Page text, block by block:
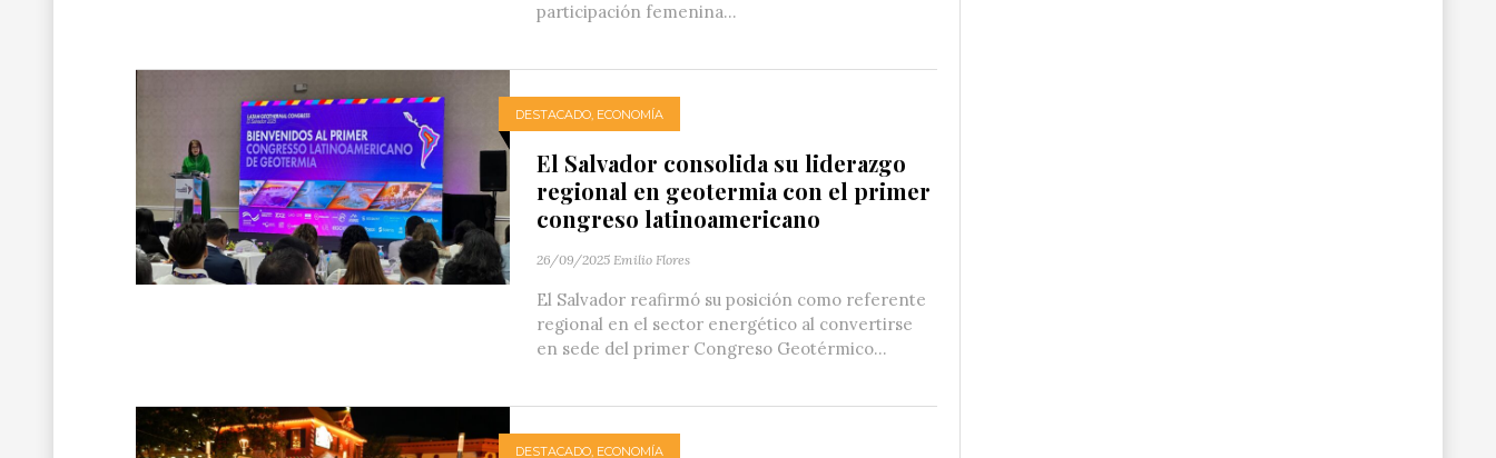
participación femenina...
DESTACADO ECONOMÍA
El Salvador consolida su liderazgo
regional en geotermia con el primer
congreso latinoamericano
26/09/2025 Emilio Flores
El Salvador reafirmó su posición como referente
regional en el sector energético al convertirse
en sede del primer Congreso Geotérmico...
DESTACADO ECONOMÍA